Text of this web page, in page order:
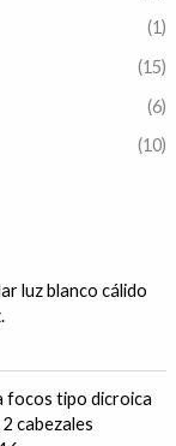
(1)
(15)
(6)
(10)
luz blanco cálido
focos tipo dicroica
cabezales